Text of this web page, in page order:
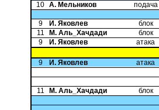
10 А. Мельников подача
9 И. Яковлев
блок
11
М. Аль_Хачдади
блок
9
И. Яковлев атака
9 И. Яковлев атака
11 М. Аль_Хачдади блок